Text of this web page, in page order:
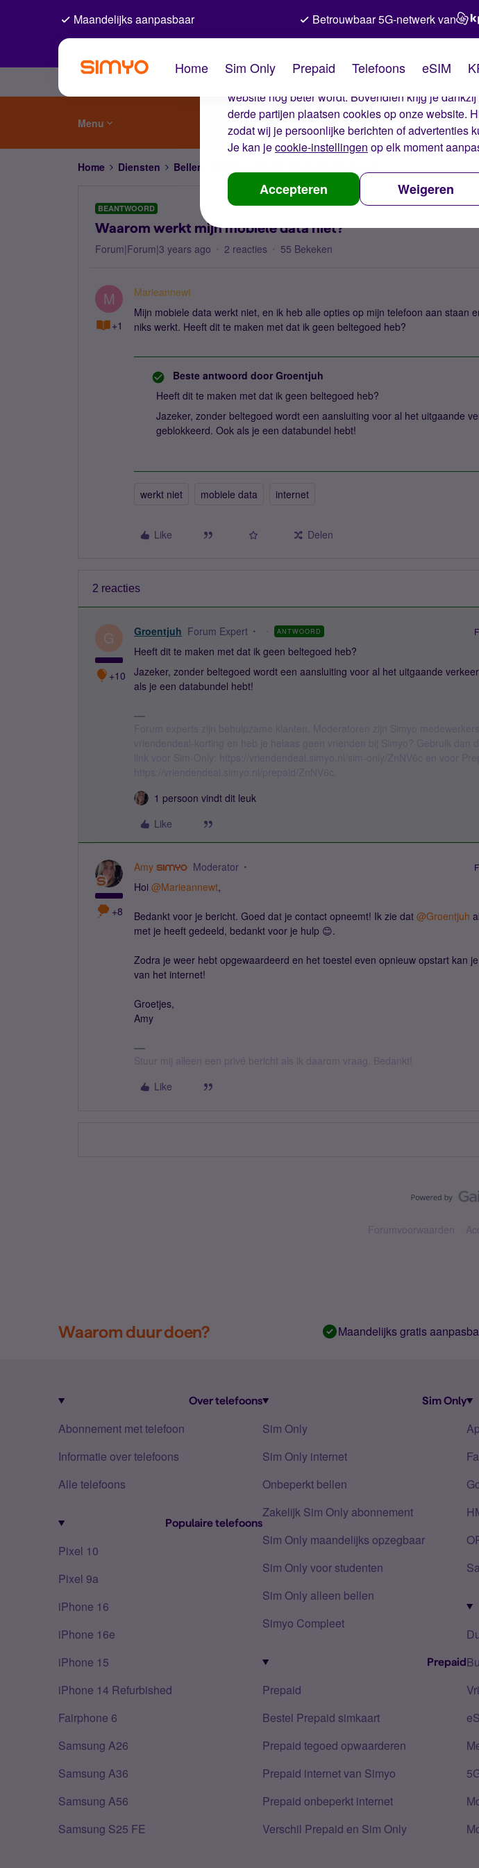
De cookies van Simyo
Wij gebruiken cookies op onze website. Met deze
website nog beter wordt. Bovendien krijg je
derde partijen plaatsen cookies op onze website.
zodat wij je persoonlijke berichten of advertenties
Je kan jecookie-instellingen op elk moment
Accepteren Weigeren
Maandelijks aanpasbaar Betrouwbaar 5G-netwerk van
Home Sim Only Prepaid Telefoons eSIM
Menu
Home Diensten Bellen, sms'en, netwerk en nummerbehoud
BEANTWOORD
Waarom werkt mijn mobiele data niet?
Forum|Forum|3 years ago 2 reacties 55 Bekeken
M
+1
Marieannewt
Mijn mobiele data werkt niet, en ik heb alle opties op mijn telefoon aan staan
niks werkt. Heeft dit te maken met dat ik geen beltegoed heb?
Beste antwoord door Groentjuh
Heeft dit te maken met dat ik geen beltegoed heb?
Jazeker, zonder beltegoed wordt een aansluiting voor al het uitgaande
geblokkeerd. Ook als je een databundel hebt!
werkt niet mobiele data internet
Like Delen
2 reacties
G
+10
Groentjuh Forum Expert ANTWOORD
Heeft dit te maken met dat ik geen beltegoed heb?
Jazeker, zonder beltegoed wordt een aansluiting voor al het uitgaande
als je een databundel hebt!
1 persoon vindt dit leuk
Like
+8
Amy Moderator
Hoi @Marieannewt,
Bedankt voor je bericht. Goed dat je contact opneemt! Ik zie dat @Groentjuh
met je heeft gedeeld, bedankt voor je hulp 😊.
Zodra je weer hebt opgewaardeerd en het toestel even opnieuw opstart kan
van het internet!
Groetjes,
Amy
Stuur mij alleen een privé bericht als ik daarom vraag. Bedankt!
Like
Forumvoorwaarden
Waarom duur doen? Maandelijks gratis
Over telefoons
Abonnement met telefoon
Informatie over telefoons
Alle telefoons
Populaire telefoons
Pixel 10
Pixel 9a
iPhone 16
iPhone 16e
iPhone 15
iPhone 14 Refurbished
Fairphone 6
Samsung A26
Samsung A36
Samsung A56
Samsung S25 FE
Sim Only
Sim Only
Sim Only internet
Onbeperkt bellen
Zakelijk Sim Only abonnement
Sim Only maandelijks opzegbaar
Sim Only voor studenten
Sim Only alleen bellen
Simyo Compleet
Prepaid
Prepaid
Bestel Prepaid simkaart
Prepaid tegoed opwaarderen
Prepaid internet van Simyo
Prepaid onbeperkt internet
Verschil Prepaid en Sim Only